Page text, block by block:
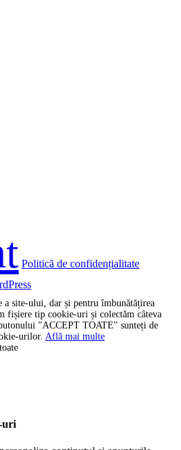
Politică de confidențialitate
a site-ului, dar și pentru îmbunătățirea
fișiere tip cookie-uri și colectăm câteva
"ACCEPT TOATE" sunteți de
urilor. Află mai multe
uri